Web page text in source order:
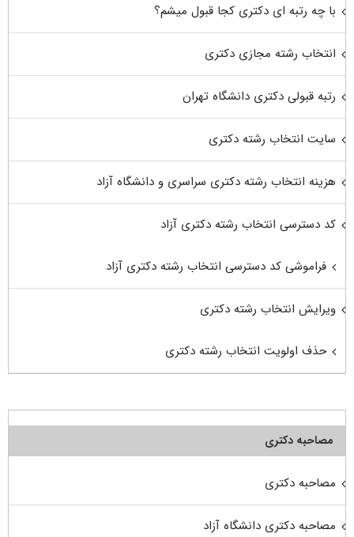
با چه رتبه ای دکتری کجا قبول میشم؟
انتخاب رشته مجازی دکتری
رتبه قبولی دکتری دانشگاه تهران
سایت انتخاب رشته دکتری
هزینه انتخاب رشته دکتری سراسری و دانشگاه آزاد
کد دسترسی انتخاب رشته دکتری آزاد
فراموشی کد دسترسی انتخاب رشته دکتری آزاد
ویرایش انتخاب رشته دکتری
حذف اولویت انتخاب رشته دکتری
مصاحبه دکتری
مصاحبه دکتری
مصاحبه دکتری دانشگاه آزاد